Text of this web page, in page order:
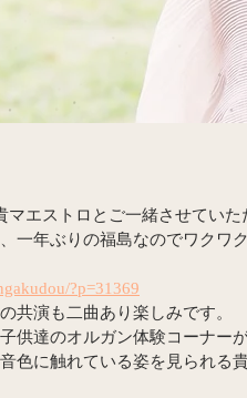
マエストロとご一緒させてい
一年ぶりの福島なのでワクワ
?p=31369
共演も二曲あり楽しみです。
供達のオルガン体験コーナー
色に触れている姿を見られる